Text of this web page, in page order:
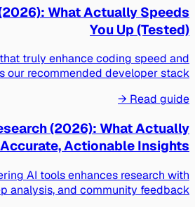
What Actually Speeds
You Up (Tested)
truly enhance coding speed and
our recommended developer stack.
Read guide →
(2026): What Actually
Accurate, Actionable Insights
AI tools enhances research with
analysis, and community feedback.